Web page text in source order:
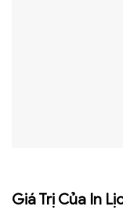
Giá Trị Của In